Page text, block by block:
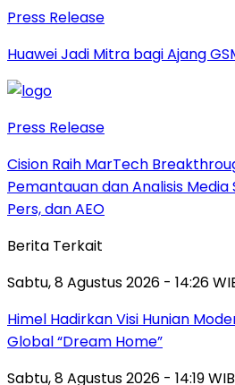
Press Release
Huawei Jadi Mitra bagi Ajang
Press Release
Cision Raih MarTech
Pemantauan dan Analisis Media
Pers, dan AEO
Berita Terkait
Sabtu, 8 Agustus 2026 - 14:26
Himel Hadirkan Visi Hunian
Global “Dream Home”
Sabtu, 8 Agustus 2026 - 14:19 WIB